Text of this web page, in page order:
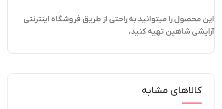
این محصول را میتوانید به راحتی از طریق فروشگاه اینترنتی
آرایشی شاهین تهیه کنید.
کالاهای مشابه